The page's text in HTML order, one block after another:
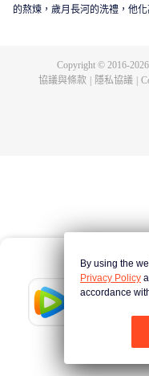
Tencent
的熬煉，歲月長河的洗禮，他
Copyright © 2016-2026
協議與條款
隱私協議
By using the
Privacy Policy
accordance